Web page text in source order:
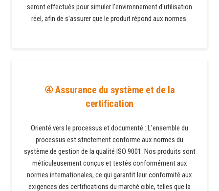
seront effectués pour simuler l'environnement d'utilisation
réel, afin de s'assurer que le produit répond aux normes.
④ Assurance du système et de la
certification
Orienté vers le processus et documenté : L'ensemble du
processus est strictement conforme aux normes du
système de gestion de la qualité ISO 9001. Nos produits sont
méticuleusement conçus et testés conformément aux
normes internationales, ce qui garantit leur conformité aux
exigences des certifications du marché cible, telles que la